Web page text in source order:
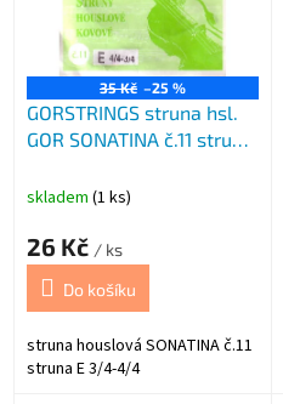
35 Kč –25 %
GORSTRINGS struna hsl.
GOR SONATINA č.11 struna
skladem (1 ks)
26 Kč / ks
Do košíku
struna houslová SONATINA č.11
struna E 3/4-4/4